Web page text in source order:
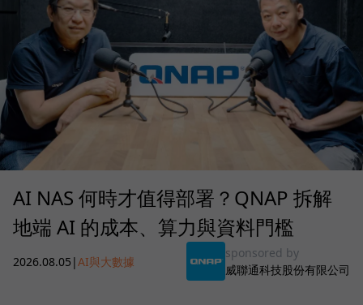
AI NAS 何時才值得部署？QNAP 拆解
地端 AI 的成本、算力與資料門檻
2026.08.05 |AI與大數據
sponsored by
威聯通科技股份有限公司